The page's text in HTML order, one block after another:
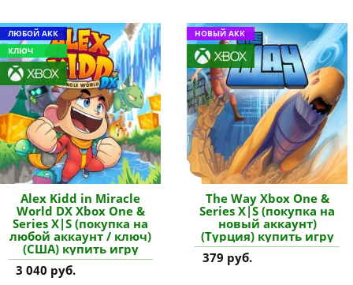
ЛЮБОЙ АКК
КЛЮЧ
Alex Kidd in Miracle
World DX Xbox One &
Series X|S (покупка на
любой аккаунт / ключ)
(США) купить игру
3 040 руб.
НОВЫЙ АКК
The Way Xbox One &
Series X|S (покупка на
новый аккаунт)
(Турция) купить игру
379 руб.